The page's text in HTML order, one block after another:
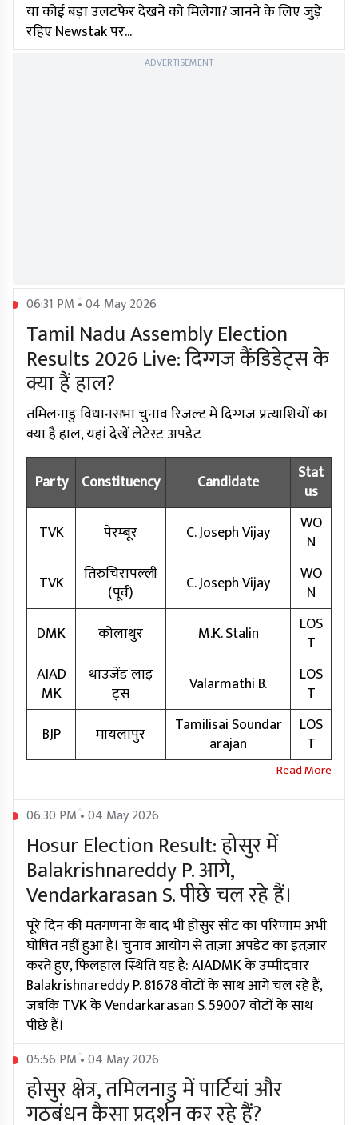
या कोई बड़ा उलटफेर देखने को मिलेगा? जानने के लिए जुड़े
रहिए Newstak पर...
ADVERTISEMENT
06:31 PM • 04 May 2026
Tamil Nadu Assembly Election
Results 2026 Live: दिग्गज कैंडिडेट्स के
क्या हैं हाल?
तमिलनाडु विधानसभा चुनाव रिजल्ट में दिग्गज प्रत्याशियों का
क्या है हाल, यहां देखें लेटेस्ट अपडेट
Party
Constituency Candidate
Stat
us
TVK
पेरम्बूर C. Joseph Vijay
WO
N
TVK
तिरुचिरापल्ली
(पूर्व)
C. Joseph Vijay
WO
N
DMK
कोलाथुर M.K. Stalin
LOS
T
AIAD
MK
थाउजेंड लाइ
ट्स
Valarmathi B.
LOS
T
BJP
मायलापुर
Tamilisai Soundar
arajan
LOS
T
06:30 PM • 04 May 2026
Hosur Election Result: होसुर में
Balakrishnareddy P. आगे,
Vendarkarasan S. पीछे चल रहे हैं।
पूरे दिन की मतगणना के बाद भी होसुर सीट का परिणाम अभी
घोषित नहीं हुआ है। चुनाव आयोग से ताज़ा अपडेट का इंतज़ार
करते हुए, फिलहाल स्थिति यह है: AIADMK के उम्मीदवार
Balakrishnareddy P. 81678 वोटों के साथ आगे चल रहे हैं,
जबकि TVK के Vendarkarasan S. 59007 वोटों के साथ
पीछे हैं।
05:56 PM • 04 May 2026
होसुर क्षेत्र, तमिलनाडु में पार्टियां और
गठबंधन कैसा प्रदर्शन कर रहे हैं?